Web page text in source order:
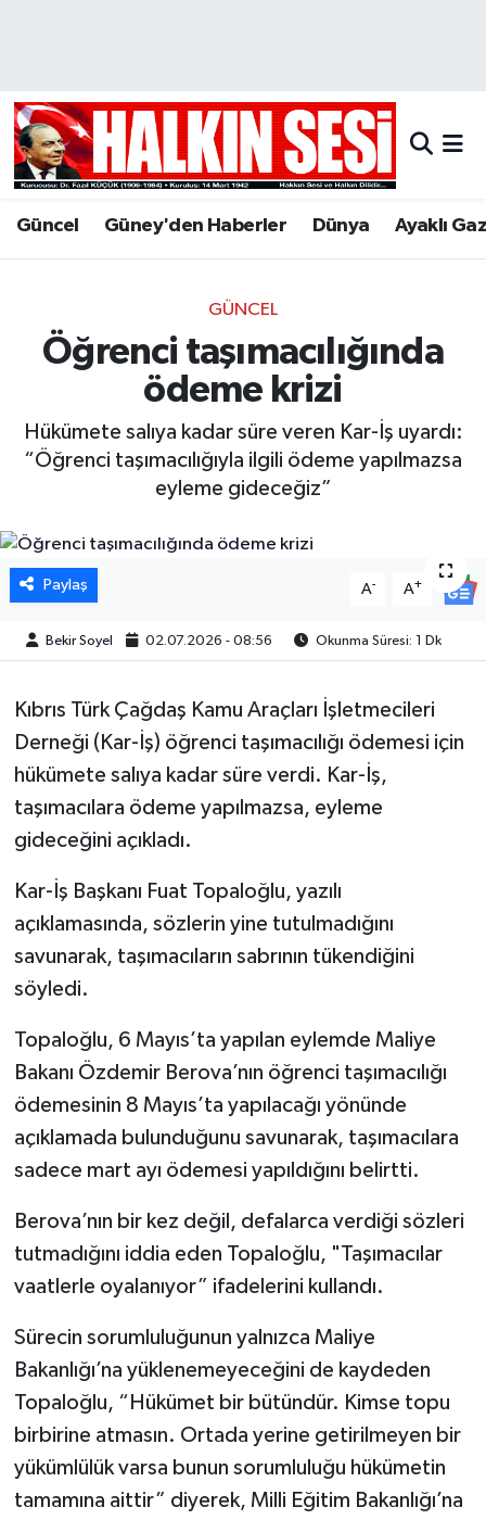
Güncel Güney'den Haberler Dünya Ayaklı
GÜNCEL
Öğrenci taşımacılığında
ödeme krizi
Hükümete salıya kadar süre veren Kar-İş uyardı:
“Öğrenci taşımacılığıyla ilgili ödeme yapılmazsa
eyleme gideceğiz”
Paylaş A- A+
Bekir Soyel 02.07.2026 - 08:56 Okunma Süresi: 1 Dk
Kıbrıs Türk Çağdaş Kamu Araçları İşletmecileri
Derneği (Kar-İş) öğrenci taşımacılığı ödemesi için
hükümete salıya kadar süre verdi. Kar-İş,
taşımacılara ödeme yapılmazsa, eyleme
gideceğini açıkladı.
Kar-İş Başkanı Fuat Topaloğlu, yazılı
açıklamasında, sözlerin yine tutulmadığını
savunarak, taşımacıların sabrının tükendiğini
söyledi.
Topaloğlu, 6 Mayıs’ta yapılan eylemde Maliye
Bakanı Özdemir Berova’nın öğrenci taşımacılığı
ödemesinin 8 Mayıs’ta yapılacağı yönünde
açıklamada bulunduğunu savunarak, taşımacılara
sadece mart ayı ödemesi yapıldığını belirtti.
Berova’nın bir kez değil, defalarca verdiği sözleri
tutmadığını iddia eden Topaloğlu, "Taşımacılar
vaatlerle oyalanıyor” ifadelerini kullandı.
Sürecin sorumluluğunun yalnızca Maliye
Bakanlığı’na yüklenemeyeceğini de kaydeden
Topaloğlu, “Hükümet bir bütündür. Kimse topu
birbirine atmasın. Ortada yerine getirilmeyen bir
yükümlülük varsa bunun sorumluluğu hükümetin
tamamına aittir” diyerek, Milli Eğitim Bakanlığı’na
Hava Durumu
Trafik Durumu
Son Dakika Haberleri